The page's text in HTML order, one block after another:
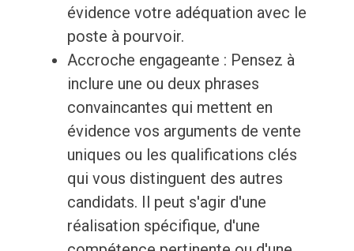
évidence votre adéquation avec le
poste à pourvoir.
Accroche engageante : Pensez à
inclure une ou deux phrases
convaincantes qui mettent en
évidence vos arguments de vente
uniques ou les qualifications clés
qui vous distinguent des autres
candidats. Il peut s'agir d'une
réalisation spécifique, d'une